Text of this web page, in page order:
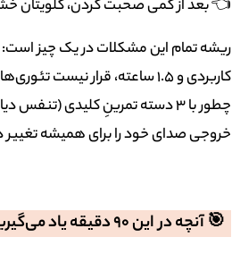
👈 بعد از کمی صحبت کردن، گلویتان
ریشه تمام این مشکلات در یک چیز است:
کاربردی و ۱.۵ ساعته، قرار
چطور با ۳ دسته تمرینِ کلیدی
خروجی صدای خود را برای همیشه
🎯 آنچه در این ۹۰ دقیقه یاد می‌گیرید: